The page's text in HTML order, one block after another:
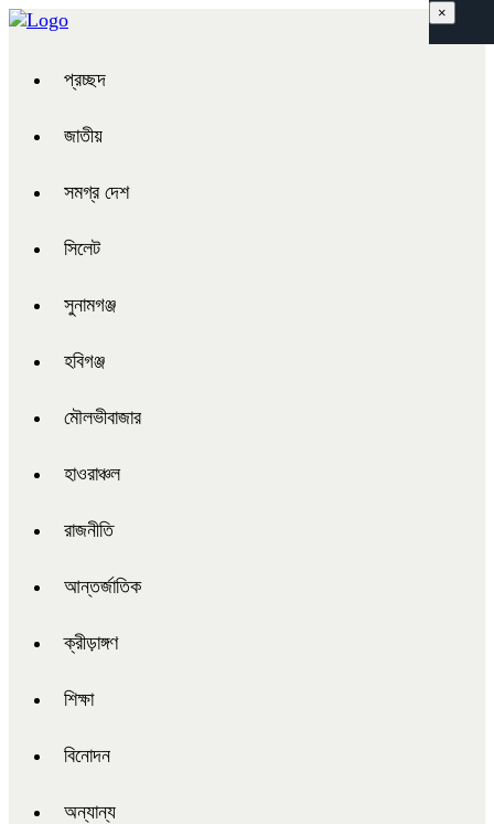
প্রচ্ছদ
জাতীয়
সমগ্র দেশ
সিলেট
সুনামগঞ্জ
হবিগঞ্জ
মৌলভীবাজার
হাওরাঞ্চল
রাজনীতি
আন্তর্জাতিক
ক্রীড়াঙ্গণ
শিক্ষা
বিনোদন
অন্যান্য
×